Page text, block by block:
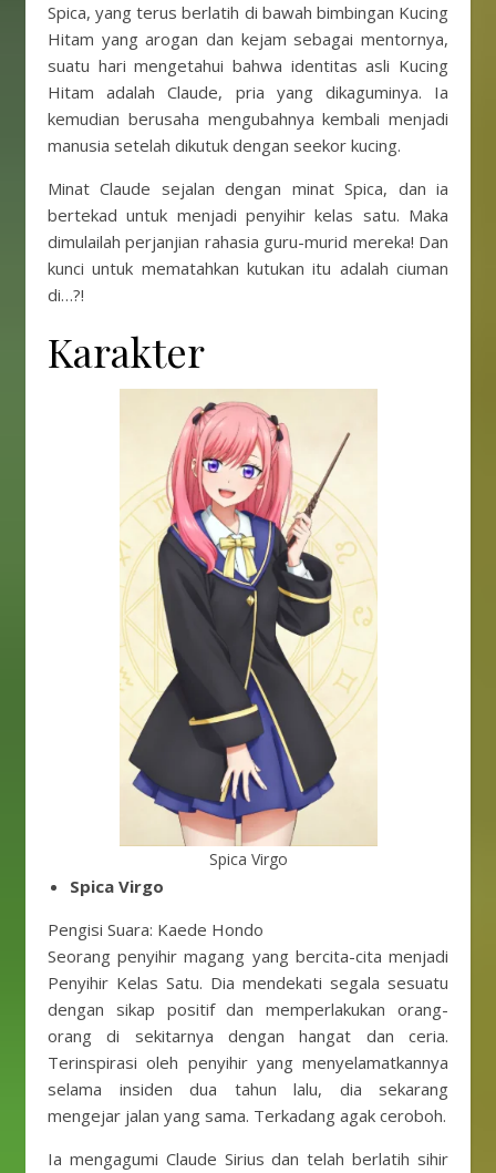
Spica, yang terus berlatih di bawah bimbingan Kucing
Hitam yang arogan dan kejam sebagai mentornya,
suatu hari mengetahui bahwa identitas asli Kucing
Hitam adalah Claude, pria yang dikaguminya. Ia
kemudian berusaha mengubahnya kembali menjadi
manusia setelah dikutuk dengan seekor kucing.
Minat Claude sejalan dengan minat Spica, dan ia
bertekad untuk menjadi penyihir kelas satu. Maka
dimulailah perjanjian rahasia guru-murid mereka! Dan
kunci untuk mematahkan kutukan itu adalah ciuman
di…?!
Karakter
Spica Virgo
Spica Virgo
Pengisi Suara: Kaede Hondo
Seorang penyihir magang yang bercita-cita menjadi
Penyihir Kelas Satu. Dia mendekati segala sesuatu
dengan sikap positif dan memperlakukan orang-
orang di sekitarnya dengan hangat dan ceria.
Terinspirasi oleh penyihir yang menyelamatkannya
selama insiden dua tahun lalu, dia sekarang
mengejar jalan yang sama. Terkadang agak ceroboh.
Ia mengagumi Claude Sirius dan telah berlatih sihir